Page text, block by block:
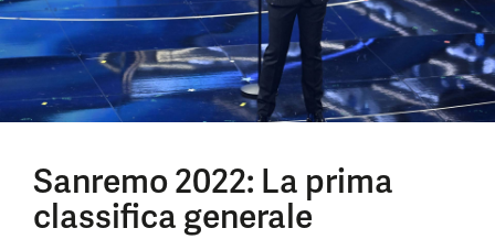
Sanremo 2022: La prima
classifica generale